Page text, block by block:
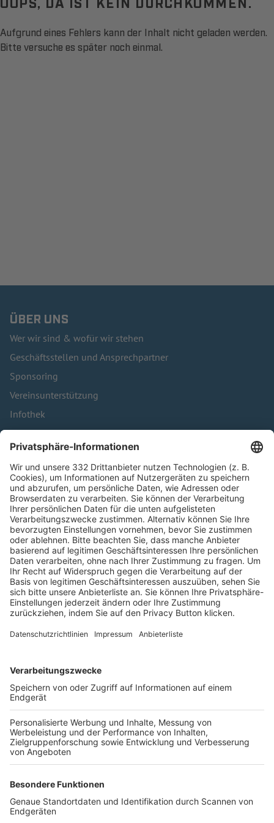
Aufgrund eines Fehlers kann der Inhalt nicht geladen werden.
Bitte versuche es später noch einmal.
ÜBER UNS
Wer wir sind & wofür wir stehen
Geschäftsstellen und Ansprechpartner
Sponsoring
Vereinsunterstützung
Infothek
Kontakt
HÄUFIG BESUCHTE SEITEN
Pässe und Vereinswechsel
Trainerausbildung
Schulungsangebot Vereinsmitarbeiter
BFV-Geschäftsstellen
Trainerbörse
Login SpielPlus
FOLGE DEM BFV
TOP-VEREINE
TOP-PARTNER